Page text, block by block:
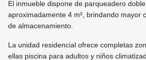
El inmueble dispone de parqueadero
aproximadamente 4 m², brindando mayor
de almacenamiento.
La unidad residencial ofrece completas
ellas piscina para adultos y niños